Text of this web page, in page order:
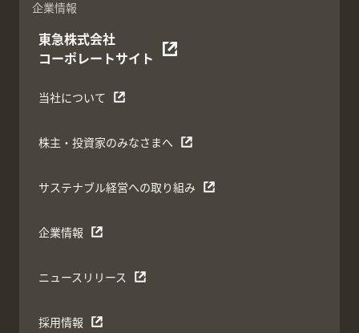
企業情報
東急株式会社
コーポレートサイト
当社について
株主・投資家のみなさまへ
サステナブル経営への取り組み
企業情報
ニュースリリース
採用情報